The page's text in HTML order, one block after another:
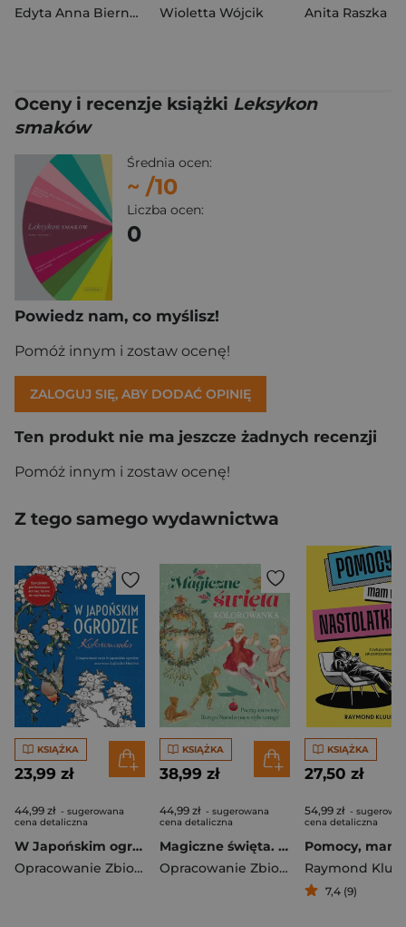
Edyta Anna Biernacka
Wioletta Wójcik
Anita Raszka
Oceny i recenzje książki Leksykon
smaków
Średnia ocen:
~ /10
Liczba ocen:
0
Powiedz nam, co myślisz!
Pomóż innym i zostaw ocenę!
ZALOGUJ SIĘ, ABY DODAĆ OPINIĘ
Ten produkt nie ma jeszcze żadnych recenzji
Pomóż innym i zostaw ocenę!
Z tego samego wydawnictwa
KSIĄŻKA
23,99 zł
44,99 zł - sugerowana
cena detaliczna
W Japońskim ogrodzie Kolorowanka antystresowa
Opracowanie Zbiorowe
KSIĄŻKA
38,99 zł
44,99 zł - sugerowana
cena detaliczna
Magiczne święta. Kolorowanka
Opracowanie Zbiorowe
KSIĄŻKA
27,50 zł
54,99 zł -
cena detaliczna
Raymond
7,4 (9)